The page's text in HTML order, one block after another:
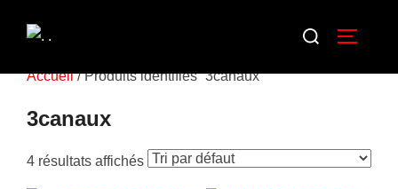
Accueil/ Produits identifiés “3canaux”
3canaux
4 résultats affichés